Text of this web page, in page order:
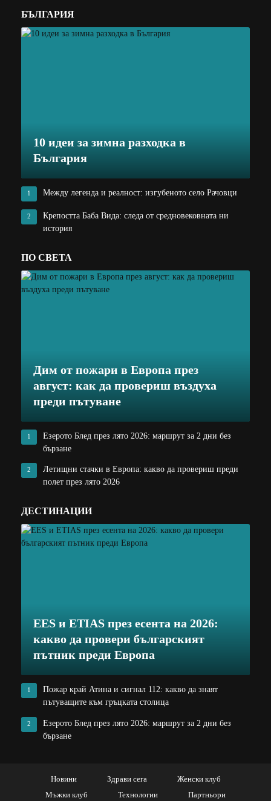
БЪЛГАРИЯ
10 идеи за зимна разходка в
България
1 Между легенда и реалност: изгубеното село Рачовци
2
Крепостта Баба Вида: следа от средновековната ни
история
ПО СВЕТА
Дим от пожари в Европа през
август: как да провериш въздуха
преди пътуване
1
Езерото Блед през лято 2026: маршрут за 2 дни без
бързане
2
Летищни стачки в Европа: какво да провериш преди
полет през лято 2026
ДЕСТИНАЦИИ
EES и ETIAS през есента на 2026:
какво да провери българският
пътник преди Европа
1
Пожар край Атина и сигнал 112: какво да знаят
пътуващите към гръцката столица
2
Езерото Блед през лято 2026: маршрут за 2 дни без
бързане
Новини Здрави сега
Женски клуб
Мъжки клуб
Технологии Партньори